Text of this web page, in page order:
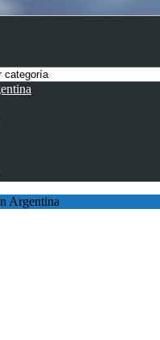
Argentina